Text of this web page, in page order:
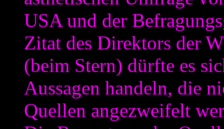
USA und der
Zitat des Direktors der
(beim Stern) dürfte es
Aussagen handeln, die
Quellen angezweifelt